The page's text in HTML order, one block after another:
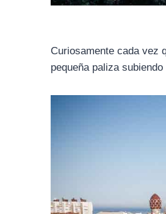
Curiosamente cada vez
pequeña paliza